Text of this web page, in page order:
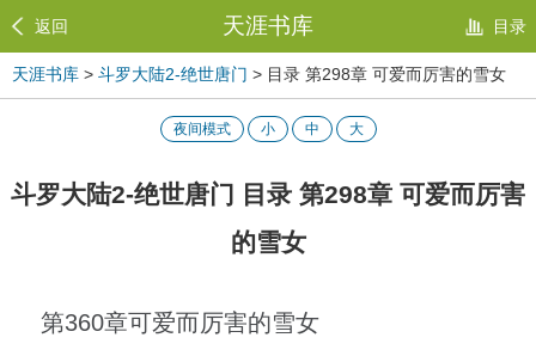
返回 天涯书库 目录
天涯书库 > 斗罗大陆2-绝世唐门 > 目录 第298章 可爱而厉害的雪女
夜间模式 小 中 大
斗罗大陆2-绝世唐门 目录 第298章 可爱而厉害
的雪女
第360章可爱而厉害的雪女